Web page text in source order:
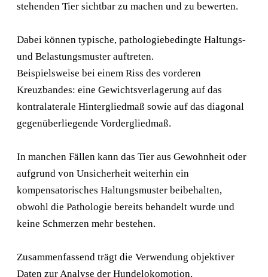
stehenden Tier sichtbar zu machen und zu bewerten.
Dabei können typische, pathologiebedingte Haltungs-
und Belastungsmuster auftreten.
Beispielsweise bei einem Riss des vorderen
Kreuzbandes: eine Gewichtsverlagerung auf das
kontralaterale Hintergliedmaß sowie auf das diagonal
gegenüberliegende Vordergliedmaß.
In manchen Fällen kann das Tier aus Gewohnheit oder
aufgrund von Unsicherheit weiterhin ein
kompensatorisches Haltungsmuster beibehalten,
obwohl die Pathologie bereits behandelt wurde und
keine Schmerzen mehr bestehen.
Zusammenfassend trägt die Verwendung objektiver
Daten zur Analyse der Hundelokomotion,